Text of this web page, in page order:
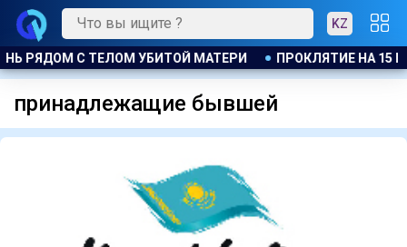
KZ
РЯДОМ С ТЕЛОМ УБИТОЙ МАТЕРИ ПРОКЛЯТИЕ НА 15
принадлежащие бывшей